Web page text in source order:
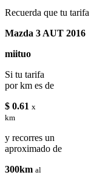
Recuerda que tu
Mazda 3 AUT 2016
miituo
Si tu tarifa
por km es de
$ 0.61 x
km
y recorres un
aproximado de
300km al